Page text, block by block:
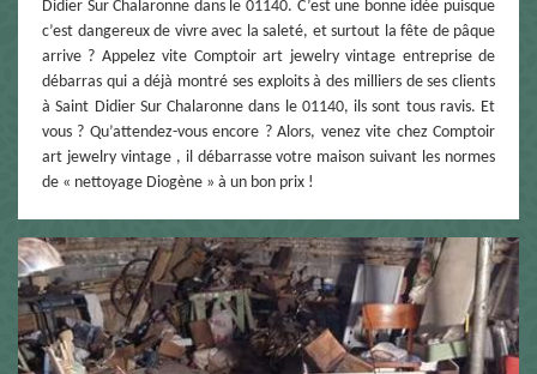
Didier Sur Chalaronne dans le 01140. C’est une bonne idée puisque
c’est dangereux de vivre avec la saleté, et surtout la fête de pâque
arrive ? Appelez vite Comptoir art jewelry vintage entreprise de
débarras qui a déjà montré ses exploits à des milliers de ses clients
à Saint Didier Sur Chalaronne dans le 01140, ils sont tous ravis. Et
vous ? Qu’attendez-vous encore ? Alors, venez vite chez Comptoir
art jewelry vintage , il débarrasse votre maison suivant les normes
de « nettoyage Diogène » à un bon prix !